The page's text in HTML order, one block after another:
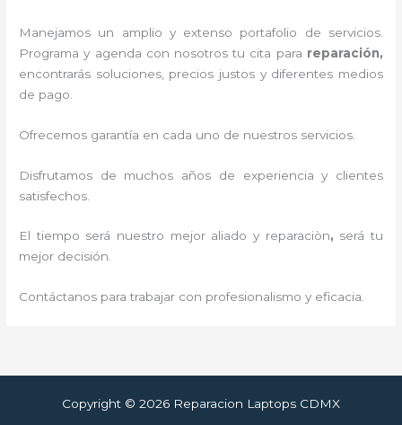
Manejamos un amplio y extenso portafolio de servicios.
Programa y agenda con nosotros tu cita para reparación,
encontrarás soluciones, precios justos y diferentes medios
de pago.
Ofrecemos garantía en cada uno de nuestros servicios.
Disfrutamos de muchos años de experiencia y clientes
satisfechos.
El tiempo será nuestro mejor aliado y reparaciòn, será tu
mejor decisión.
Contáctanos para trabajar con profesionalismo y eficacia.
Copyright © 2026 Reparacion Laptops CDMX